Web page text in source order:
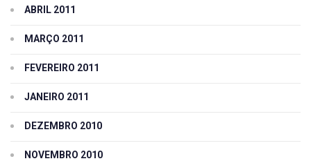
ABRIL 2011
MARÇO 2011
FEVEREIRO 2011
JANEIRO 2011
DEZEMBRO 2010
NOVEMBRO 2010